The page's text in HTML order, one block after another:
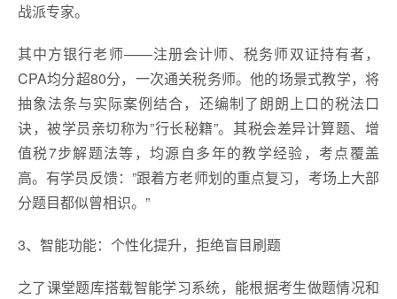
战派专家。
其中方银行老师——注册会计师、税务师双证持有者，
CPA均分超80分，一次通关税务师。他的场景式教学，将
抽象法条与实际案例结合，还编制了朗朗上口的税法口
诀，被学员亲切称为”行长秘籍”。其税会差异计算题、增
值税7步解题法等，均源自多年的教学经验，考点覆盖
高。有学员反馈：”跟着方老师划的重点复习，考场上大部
分题目都似曾相识。”
3、智能功能：个性化提升，拒绝盲目刷题
之了课堂题库搭载智能学习系统，能根据考生做题情况和